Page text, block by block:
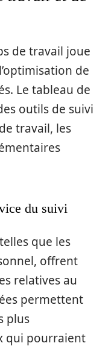
de travail joue
de
Le tableau de
outils de suivi
travail, les
du suivi
que les
offrent
relatives au
permettent
plus
qui pourraient